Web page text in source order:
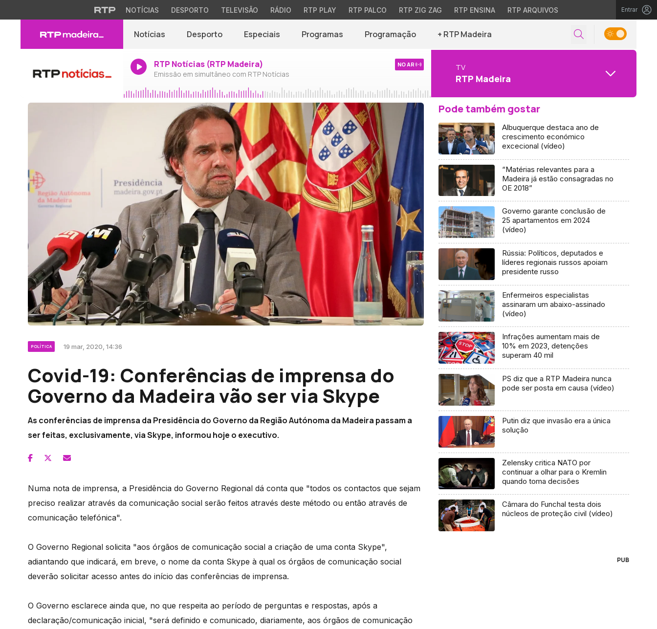
NOTÍCIAS DESPORTO TELEVISÃO RÁDIO RTP PLAY RTP PALCO RTP ZIG ZAG RTP ENSINA RTP ARQUIVOS Entrar
Notícias Desporto Especiais Programas Programação + RTP Madeira
RTP Notícias (RTP Madeira)
Emissão em simultâneo com RTP Notícias
NO AR TV
RTP Madeira
POLÍTICA 19 mar, 2020, 14:36
Covid-19: Conferências de imprensa do
Governo da Madeira vão ser via Skype
As conferências de imprensa da Presidência do Governo da Região Autónoma da Madeira passam a
ser feitas, exclusivamente, via Skype, informou hoje o executivo.
Numa nota de imprensa, a Presidência do Governo Regional dá conta que "todos os contactos que sejam
preciso realizar através da comunicação social serão feitos através deste método ou então através de
comunicação telefónica".
O Governo Regional solicita "aos órgãos de comunicação social a criação de uma conta Skype",
adiantando que indicará, em breve, o nome da conta Skype à qual os órgãos de comunicação social
deverão solicitar acesso antes do início das conferências de imprensa.
O Governo esclarece ainda que, no que respeita ao período de perguntas e respostas, após a
declaração/comunicação inicial, "será definido e comunicado, diariamente, aos órgãos de comunicação
Pode também gostar
Albuquerque destaca ano de
crescimento económico
excecional (vídeo)
“Matérias relevantes para a
Madeira já estão consagradas no
OE 2018”
Governo garante conclusão de
25 apartamentos em 2024
(vídeo)
Rússia: Políticos, deputados e
líderes regionais russos apoiam
presidente russo
Enfermeiros especialistas
assinaram um abaixo-assinado
(vídeo)
Infrações aumentam mais de
10% em 2023, detenções
superam 40 mil
PS diz que a RTP Madeira nunca
pode ser posta em causa (vídeo)
Putin diz que invasão era a única
solução
Zelensky critica NATO por
continuar a olhar para o Kremlin
quando toma decisões
Câmara do Funchal testa dois
núcleos de proteção civil (vídeo)
PUB